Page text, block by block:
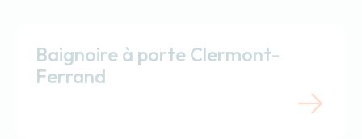
Baignoire à porte Clermont-
Ferrand